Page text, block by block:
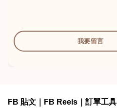
我要留言
FB 貼文｜FB Reels｜訂單工具